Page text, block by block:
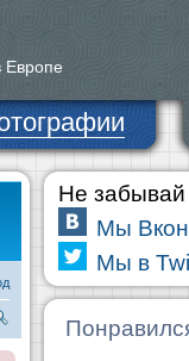
Европе
Не забывай
Мы
Мы в